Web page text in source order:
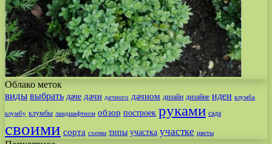
Облако меток
виды выбрать даче дачи дачного дачном дизайн дизайне идеи клумба
клумбу клумбы ландшафтном обзор построек руками сада
своими сорта схемы типы участка участке цветы